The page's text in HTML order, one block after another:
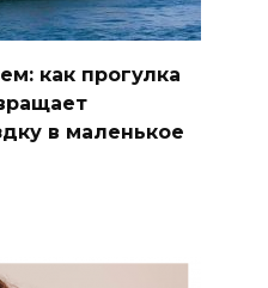
как прогулка
в маленькое